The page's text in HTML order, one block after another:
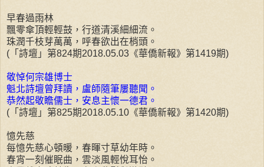
早春過雨林
飄零傘頂輕輕鼓，行道清溪細細流。
珠潤千枝芽萬萬，呼春欲出在梢頭。
(「詩壇」第824期2018.05.03《華僑新報》第1419期)
敬悼何宗雄博士
魁北詩壇曾拜讀，盧師隨筆屢聽聞。
恭然起敬瞻儒士，安息主懷一德君。
(「詩壇」第825期2018.05.10《華僑新報》第1420期)
憶先慈
每憶先慈心頓暖，春暉寸草幼年時。
春宵一刻催眠曲，雲淡風輕悅耳怡。